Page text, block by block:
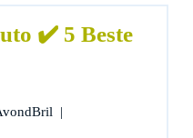
✔️ 5 Beste
Nachtblind
|